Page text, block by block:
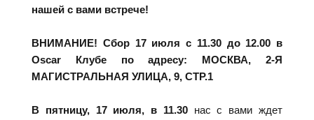
нашей с вами встрече!
ВНИМАНИЕ! Сбор 17 июля с 11.30 до 12.00 в
Oscar Клубе по адресу: МОСКВА, 2-Я
МАГИСТРАЛЬНАЯ УЛИЦА, 9, СТР.1
В пятницу, 17 июля, в 11.30нас с вами ждет